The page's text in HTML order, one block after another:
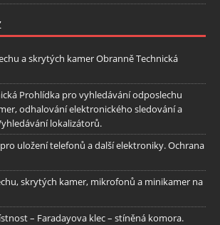
a skrytých kamer Obranně Technická
Prohlídka pro vyhledávání odposlechu
odhalování elektronického sledování a
lokalizátorů.
uložení telefonů a další elektroniky. Ochrana
skrytých kamer, mikrofonů a minikamer na
– Faradayova klec – stíněná komora.